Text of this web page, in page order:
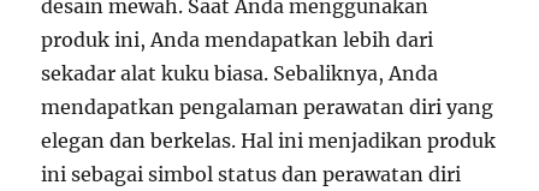
desain mewah. Saat Anda menggunakan
produk ini, Anda mendapatkan lebih dari
sekadar alat kuku biasa. Sebaliknya, Anda
mendapatkan pengalaman perawatan diri yang
elegan dan berkelas. Hal ini menjadikan produk
ini sebagai simbol status dan perawatan diri